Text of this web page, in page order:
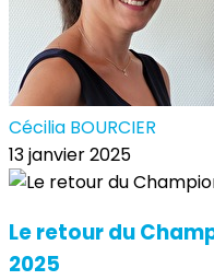
Cécilia BOURCIER
13 janvier 2025
Le retour du
2025